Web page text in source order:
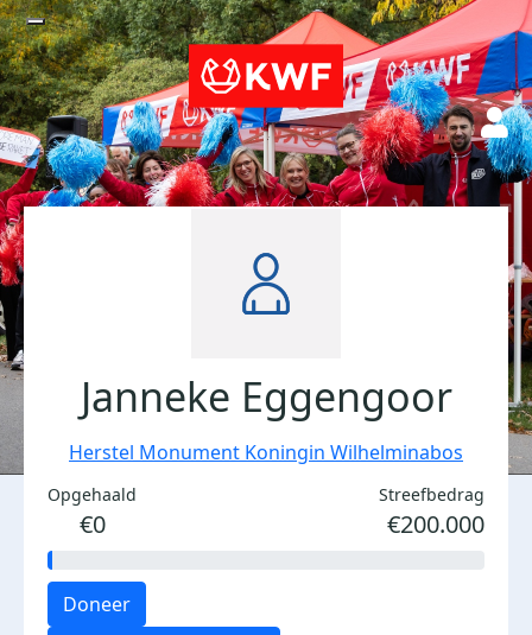
Janneke Eggengoor
Herstel Monument Koningin Wilhelminabos
Opgehaald
€0
Streefbedrag
€200.000
Doneer